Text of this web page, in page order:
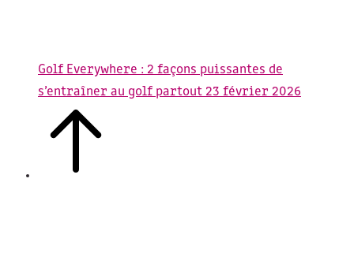
Golf Everywhere : 2 façons puissantes de
s’entraîner au golf partout 23 février 2026